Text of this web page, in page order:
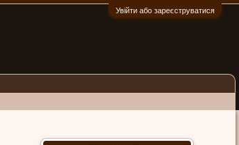
Увійти або зареєструватися